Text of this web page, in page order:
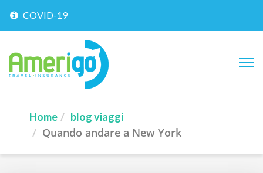
COVID-19
Home blog viaggi
Quando andare a New York